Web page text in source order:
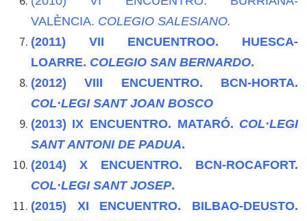
VALÈNCIA. COLEGIO SALESIANO.
(2011) VII ENCUENTROO. HUESCA-
LOARRE. COLEGIO SAN BERNARDO.
(2012)VIII ENCUENTRO. BCN-HORTA.
COL·LEGI SANT JOAN BOSCO
(2013) IX ENCUENTRO. MATARÓ. COL·LEGI
SANT ANTONI DE PADUA.
(2014) X ENCUENTRO. BCN-ROCAFORT.
COL·LEGI SANT JOSEP.
(2015) XI ENCUENTRO. BILBAO-DEUSTO.